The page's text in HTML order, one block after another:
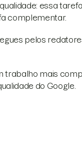
essa
complementar.
pelos
trabalho mais
do Google.